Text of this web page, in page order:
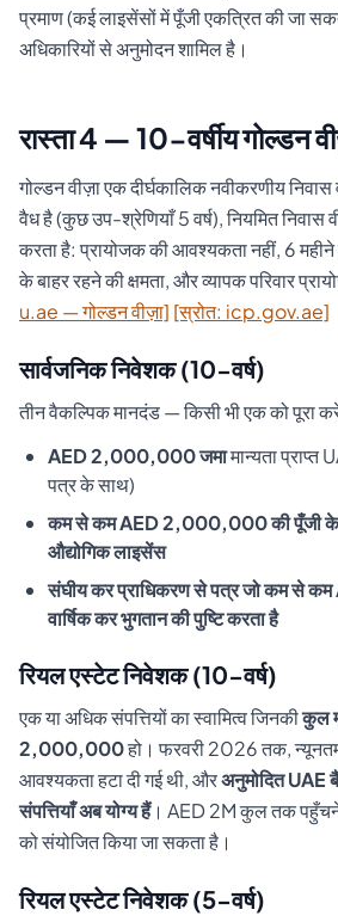
प्रमाण (कई लाइसेंसों में पूँजी एकत्रित की जा
अधिकारियों से अनुमोदन शामिल है।
रास्ता 4 — 10-वर्षीय गोल्डन
गोल्डन वीज़ा एक दीर्घकालिक नवीकरणीय निवास
वैध है (कुछ उप-श्रेणियाँ 5 वर्ष), नियमित निवास
करता है: प्रायोजक की आवश्यकता नहीं, 6
के बाहर रहने की क्षमता, और व्यापक परिवार
u.ae — गोल्डन वीज़ा] [स्रोत: icp.gov.ae]
सार्वजनिक निवेशक (10-वर्ष)
तीन वैकल्पिक मानदंड — किसी भी एक को पूरा
AED 2,000,000 जमामान्यता प्राप्त
पत्र के साथ)
कम से कम AED 2,000,000 की पूँजी के
औद्योगिक लाइसेंस
संघीय कर प्राधिकरण से पत्र जो कम से
वार्षिक कर भुगतान की पुष्टि करता है
रियल एस्टेट निवेशक (10-वर्ष)
एक या अधिक संपत्तियों का स्वामित्व जिनकीकुल
2,000,000हो। फरवरी 2026 तक,
आवश्यकता हटा दी गई थी, औरअनुमोदित UAE
संपत्तियाँ अब योग्य हैं। AED 2M कुल तक पहुँचने
को संयोजित किया जा सकता है।
रियल एस्टेट निवेशक (5-वर्ष)